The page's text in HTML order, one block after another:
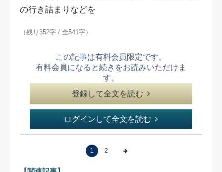
の行き詰まりなどを
（残り352字 / 全541字）
この記事は有料会員限定です。
有料会員になると続きをお読みいただけま
す。
登録して全文を読む
ログインして全文を読む
1 2